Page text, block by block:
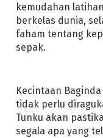
kemudahan
berkelas dunia,
faham tentang
sepak.
Kecintaan
tidak perlu
Tunku akan
segala apa yang